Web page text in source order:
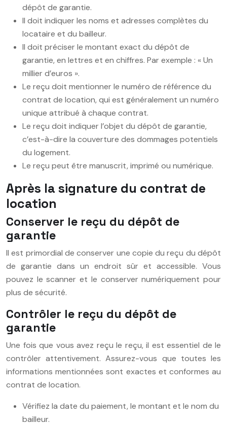
dépôt de garantie.
Il doit indiquer les noms et adresses complètes du
locataire et du bailleur.
Il doit préciser le montant exact du dépôt de
garantie, en lettres et en chiffres. Par exemple : « Un
millier d’euros ».
Le reçu doit mentionner le numéro de référence du
contrat de location, qui est généralement un numéro
unique attribué à chaque contrat.
Le reçu doit indiquer l’objet du dépôt de garantie,
c’est-à-dire la couverture des dommages potentiels
du logement.
Le reçu peut être manuscrit, imprimé ou numérique.
Après la signature du contrat de
location
Conserver le reçu du dépôt de
garantie
Il est primordial de conserver une copie du reçu du dépôt
de garantie dans un endroit sûr et accessible. Vous
pouvez le scanner et le conserver numériquement pour
plus de sécurité.
Contrôler le reçu du dépôt de
garantie
Une fois que vous avez reçu le reçu, il est essentiel de le
contrôler attentivement. Assurez-vous que toutes les
informations mentionnées sont exactes et conformes au
contrat de location.
Vérifiez la date du paiement, le montant et le nom du
bailleur.